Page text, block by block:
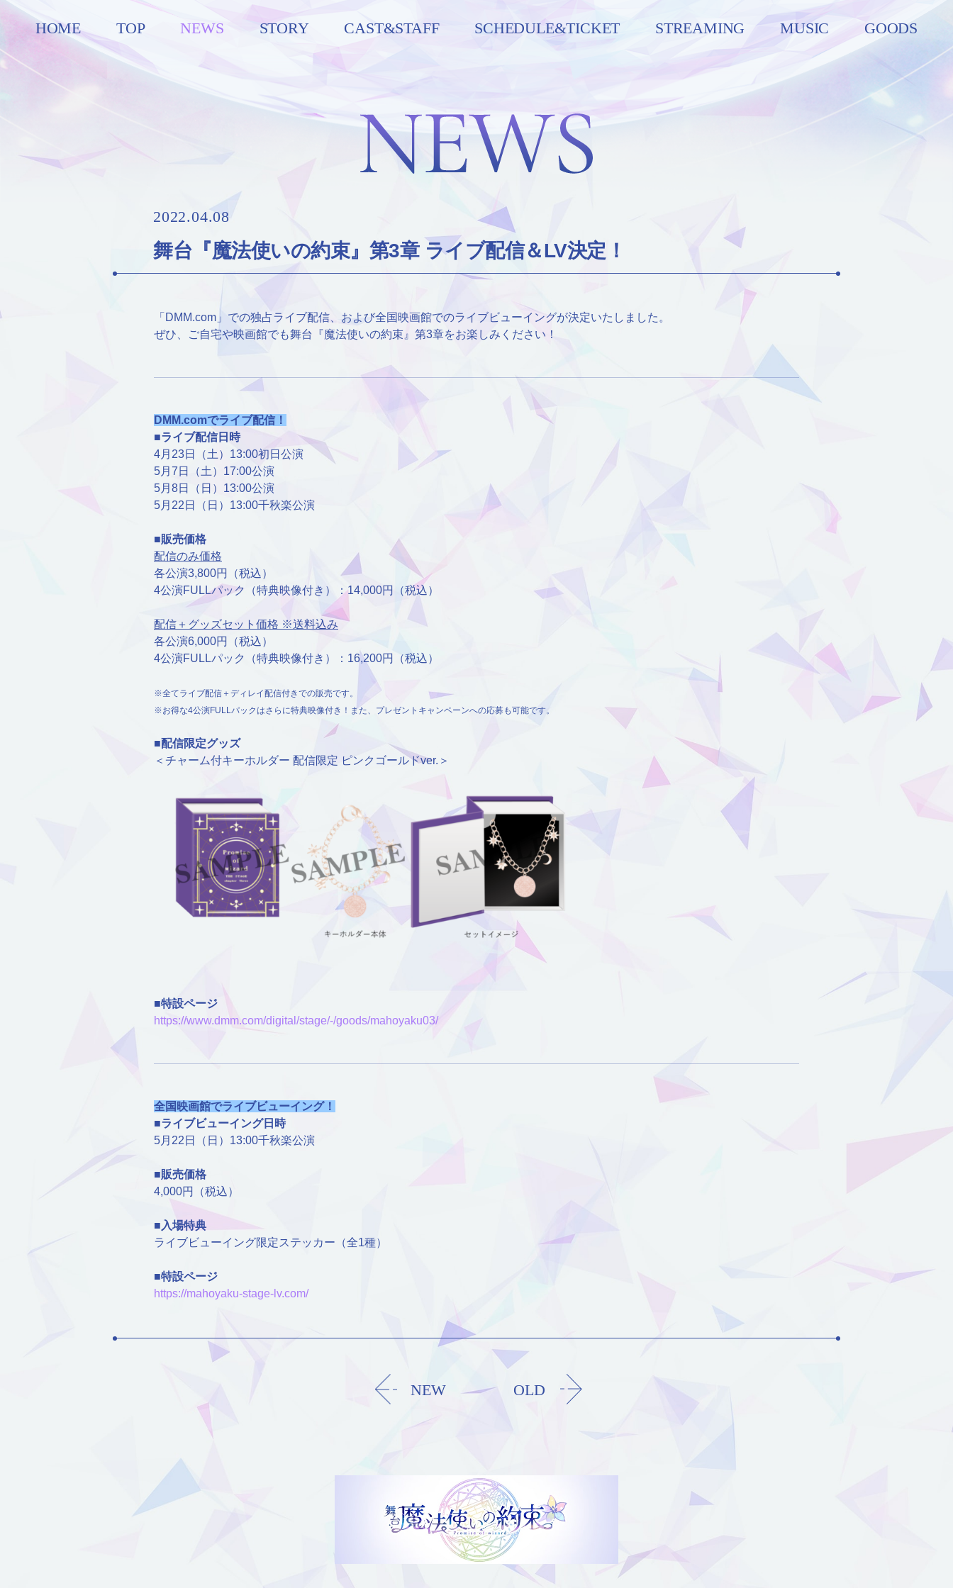
HOME TOP NEWS STORY CAST&STAFF SCHEDULE&TICKET STREAMING MUSIC GOODS
2022.04.08
舞台『魔法使いの約束』第3章 ライブ配信＆LV決定！
「DMM.com」での独占ライブ配信、および全国映画館でのライブビューイングが決定いたしました。
ぜひ、ご自宅や映画館でも舞台『魔法使いの約束』第3章をお楽しみください！
DMM.comでライブ配信！
■ライブ配信日時
4月23日（土）13:00初日公演
5月7日（土）17:00公演
5月8日（日）13:00公演
5月22日（日）13:00千秋楽公演
■販売価格
配信のみ価格
各公演3,800円（税込）
4公演FULLパック（特典映像付き）：14,000円（税込）
配信＋グッズセット価格 ※送料込み
各公演6,000円（税込）
4公演FULLパック（特典映像付き）：16,200円（税込）
※全てライブ配信＋ディレイ配信付きでの販売です。
※お得な4公演FULLパックはさらに特典映像付き！また、プレゼントキャンペーンへの応募も可能です。
■配信限定グッズ
＜チャーム付キーホルダー 配信限定 ピンクゴールドver.＞
■特設ページ
https://www.dmm.com/digital/stage/-/goods/mahoyaku03/
全国映画館でライブビューイング！
■ライブビューイング日時
5月22日（日）13:00千秋楽公演
■販売価格
4,000円（税込）
■入場特典
ライブビューイング限定ステッカー（全1種）
■特設ページ
https://mahoyaku-stage-lv.com/
NEW OLD